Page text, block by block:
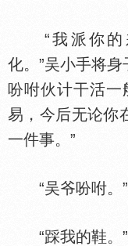
“我派你的
化。”吴小手将
吩咐伙计干活一
易，今后无论你
一件事。”
“吴爷吩咐。”
“踩我的鞋。”